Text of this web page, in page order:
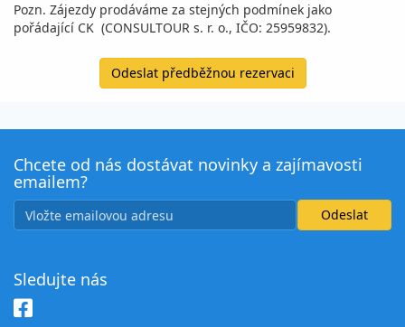
Pozn. Zájezdy prodáváme za stejných podmínek jako
pořádající CK (CONSULTOUR s. r. o., IČO: 25959832).
Odeslat předběžnou rezervaci
Chcete od nás dostávat novinky a zajímavosti
emailem?
Sledujte nás